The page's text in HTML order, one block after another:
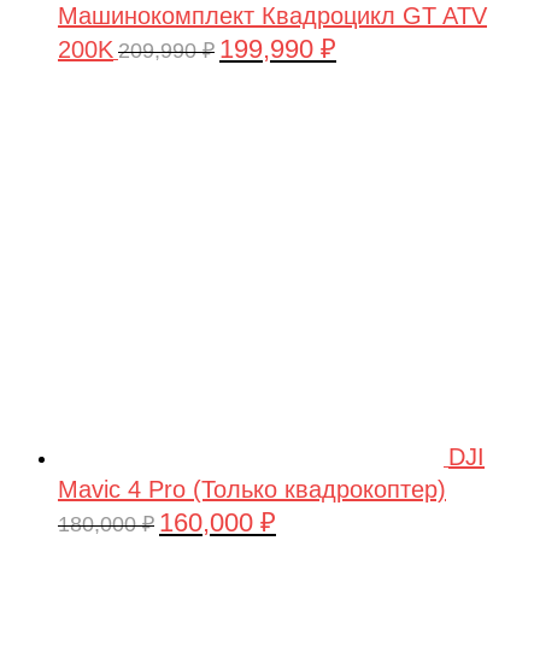
Машинокомплект Квадроцикл GT ATV
200K 209,990₽ Первоначальная
199,990 ₽
DJI
Mavic 4 Pro (Только квадрокоптер)
180,000₽ Первоначальная
160,000 ₽